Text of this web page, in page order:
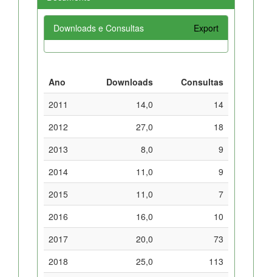
Downloads e Consultas Export
Ano Downloads
Consultas
2011
14,0
14
2012
27,0
18
2013
8,0
9
2014
11,0
9
2015
11,0
7
2016
16,0
10
2017
20,0
73
2018
25,0
113